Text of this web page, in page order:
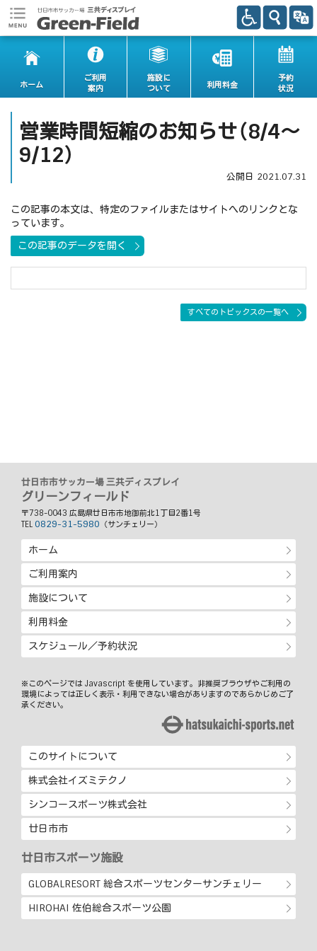
ホーム
ご利用
案内
施設に
ついて
利用料金
予約
状況
営業時間短縮のお知らせ（8/4～
9/12）
公開日 2021.07.31
この記事の本文は、特定のファイルまたはサイトへのリンクとな
っています。
この記事のデータを開く
すべてのトピックスの一覧へ
廿日市市サッカー場 三共ディスプレイ
グリーンフィールド
〒738-0043 広島県廿日市市地御前北1丁目2番1号
TEL 0829-31-5980 （サンチェリー）
ホーム
ご利用案内
施設について
利用料金
スケジュール／予約状況
※このページでは Javascript を使用しています。非推奨ブラウザやご利用の
環境によっては正しく表示・利用できない場合がありますのであらかじめご了
承ください。
このサイトについて
株式会社イズミテクノ
シンコースポーツ株式会社
廿日市市
廿日市スポーツ施設
GLOBALRESORT 総合スポーツセンターサンチェリー
HIROHAI 佐伯総合スポーツ公園